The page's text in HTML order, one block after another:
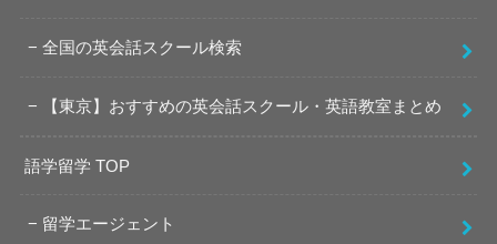
全国の英会話スクール検索
【東京】おすすめの英会話スクール・英語教室まとめ
語学留学 TOP
留学エージェント